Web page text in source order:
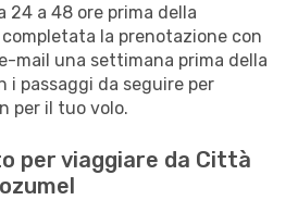
24 a 48 ore prima della
la prenotazione con
mail una settimana prima della
i passaggi da seguire per
per il tuo volo.
per viaggiare da Città